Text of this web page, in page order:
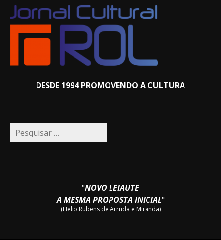
DESDE 1994 PROMOVENDO A CULTURA
Pesquisar
por:
"NOVO LEIAUTE
A MESMA PROPOSTA INICIAL"
(Helio Rubens de Arruda e Miranda)